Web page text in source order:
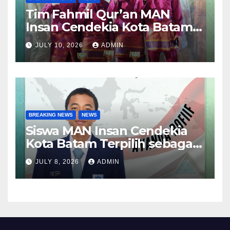
Tim Fahmil Qur’an MAN
Insan Cendekia Kota Batam
Raih Juara I MTQ XII Tingkat
Provinsi Kepulauan Riau
JULY 10, 2026 ADMIN
BREAKING NEWS NEWS
Siswa MAN Insan Cendekia
Kota Batam Terpilih sebagai
Anggota Paskibraka Kota
Batam 2026
JULY 8, 2026 ADMIN